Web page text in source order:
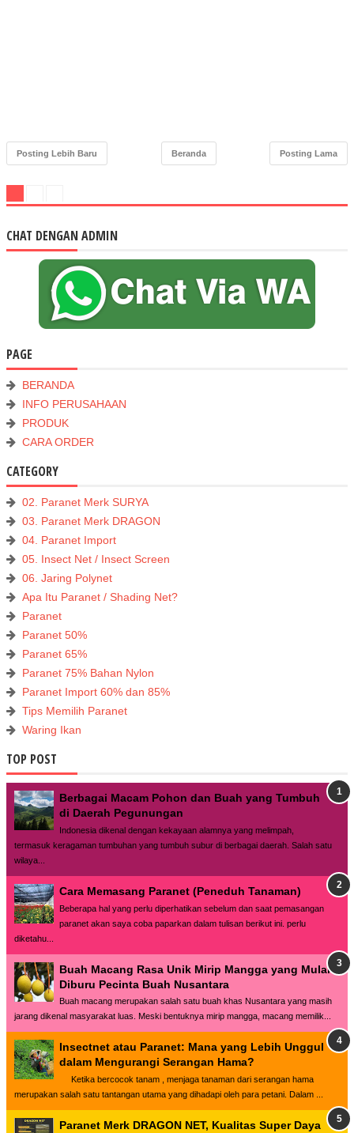
Posting Lebih Baru Posting Lama
Beranda
CHAT DENGAN ADMIN
PAGE
BERANDA
INFO PERUSAHAAN
PRODUK
CARA ORDER
CATEGORY
02. Paranet Merk SURYA
03. Paranet Merk DRAGON
04. Paranet Import
05. Insect Net / Insect Screen
06. Jaring Polynet
Apa Itu Paranet / Shading Net?
Paranet
Paranet 50%
Paranet 65%
Paranet 75% Bahan Nylon
Paranet Import 60% dan 85%
Tips Memilih Paranet
Waring Ikan
TOP POST
Berbagai Macam Pohon dan Buah yang Tumbuh
di Daerah Pegunungan
Indonesia dikenal dengan kekayaan alamnya yang melimpah,
termasuk keragaman tumbuhan yang tumbuh subur di berbagai daerah. Salah satu
wilaya...
Cara Memasang Paranet (Peneduh Tanaman)
Beberapa hal yang perlu diperhatikan sebelum dan saat pemasangan
paranet akan saya coba paparkan dalam tulisan berikut ini. perlu
diketahu...
Buah Macang Rasa Unik Mirip Mangga yang Mulai
Diburu Pecinta Buah Nusantara
Buah macang merupakan salah satu buah khas Nusantara yang masih
jarang dikenal masyarakat luas. Meski bentuknya mirip mangga, macang memilik...
Insectnet atau Paranet: Mana yang Lebih Unggul
dalam Mengurangi Serangan Hama?
Ketika bercocok tanam , menjaga tanaman dari serangan hama
merupakan salah satu tantangan utama yang dihadapi oleh para petani. Dalam ...
Paranet Merk DRAGON NET, Kualitas Super Daya